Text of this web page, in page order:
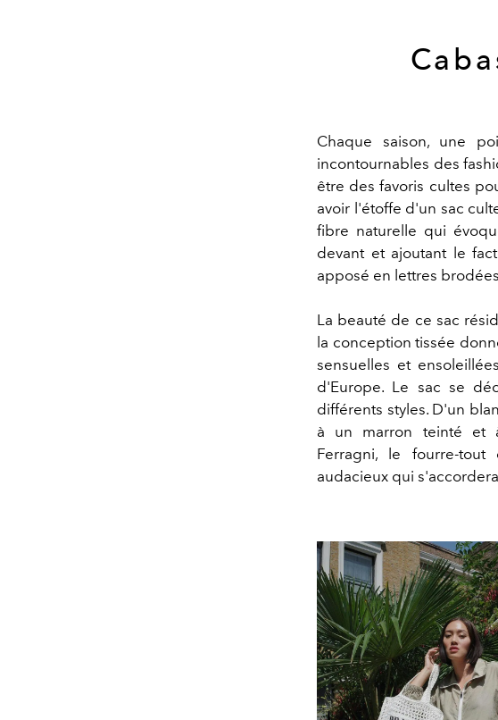
Chaque saison, une
incontournables des
être des favoris cultes
avoir l'étoffe d'un sac
fibre naturelle qui
devant et ajoutant le
apposé en lettres
La beauté de ce sac
la conception tissée
sensuelles et
d'Europe. Le sac se
différents styles. D'un
à un marron teinté et
Ferragni, le fourre-tout
audacieux qui